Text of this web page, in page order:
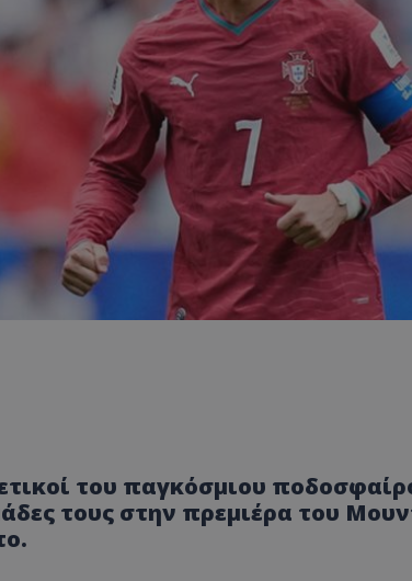
του παγκόσμιου
τους στην πρεμιέρα του